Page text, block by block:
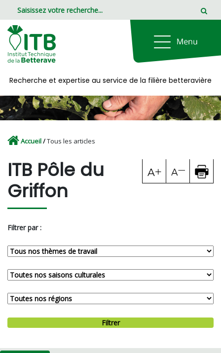
Recherche et expertise au service de la filière betteravière
Accueil/Tous les articles
ITB Pôle du
Griffon
Filtrer par :
Filtrer
Panneau de gestion des cookies